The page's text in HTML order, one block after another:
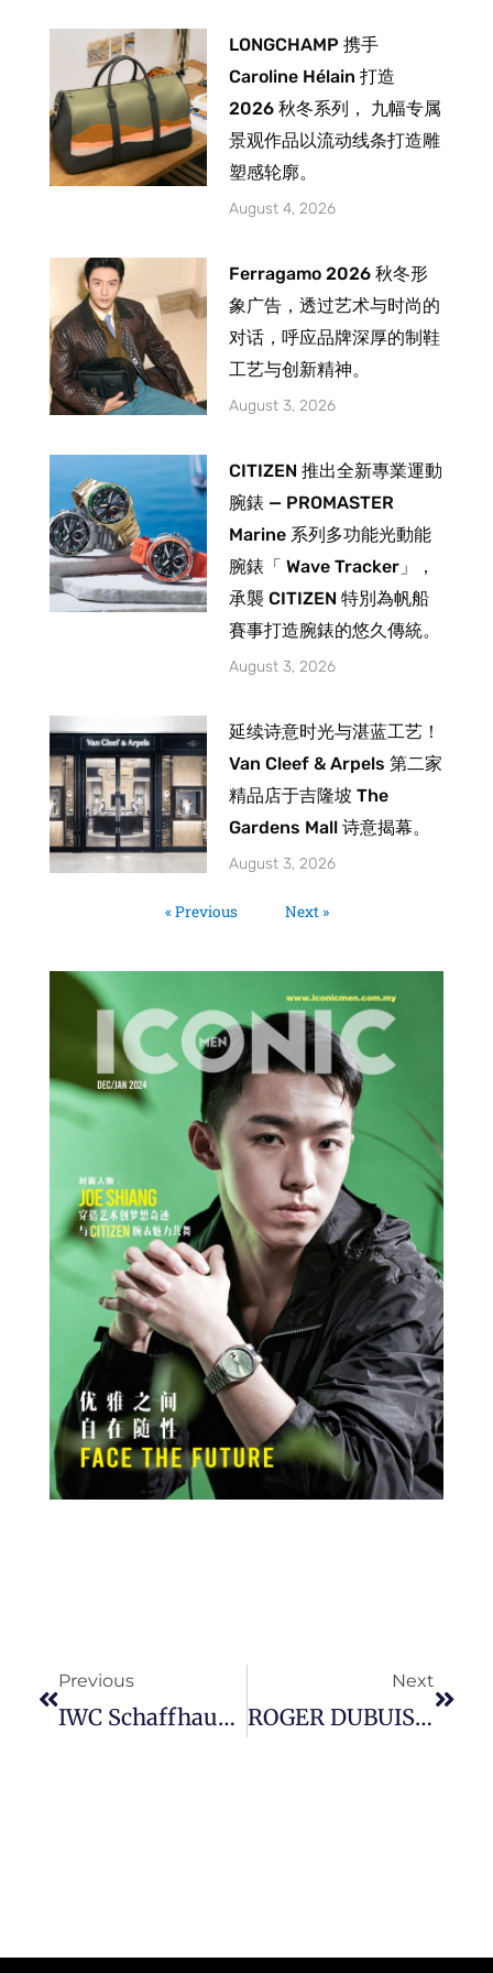
LONGCHAMP 携手
Caroline Hélain 打造
2026 秋冬系列， 九幅专属
景观作品以流动线条打造雕
塑感轮廓。
August 4, 2026
Ferragamo 2026 秋冬形
象广告，透过艺术与时尚的
对话，呼应品牌深厚的制鞋
工艺与创新精神。
August 3, 2026
CITIZEN 推出全新專業運動
腕錶 — PROMASTER
Marine 系列多功能光動能
腕錶「 Wave Tracker」，
承襲 CITIZEN 特別為帆船
賽事打造腕錶的悠久傳統。
August 3, 2026
延续诗意时光与湛蓝工艺！
Van Cleef & Arpels 第二家
精品店于吉隆坡 The
Gardens Mall 诗意揭幕。
August 3, 2026
« Previous Next »
Previous
IWC Schaffhausen 推出全新 Portofino系列最小万年曆腕表。
Next
ROGER DUBUIS 全新 Excalibur Spider Huracán Sterrato 单摆轮腕表，将带您勇闯更加果敢无畏的探险世界。